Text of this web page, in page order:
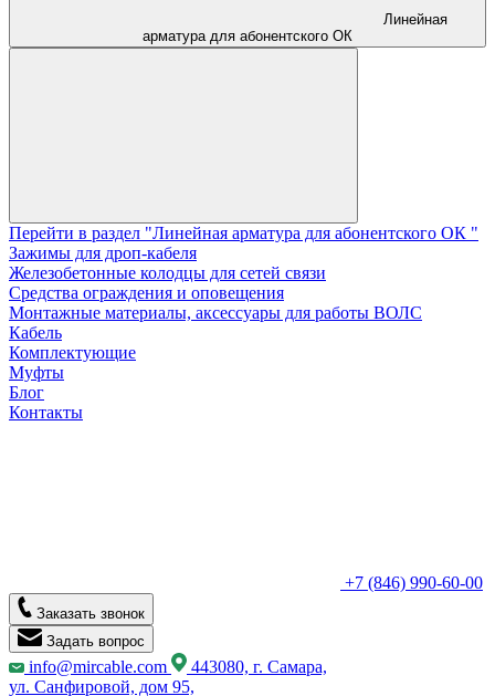
Линейная
арматура для абонентского ОК
Перейти в раздел "Линейная арматура для абонентского ОК "
Зажимы для дроп-кабеля
Железобетонные колодцы для сетей связи
Средства ограждения и оповещения
Монтажные материалы, аксессуары для работы ВОЛС
Кабель
Комплектующие
Муфты
Блог
Контакты
+7 (846) 990-60-00
Заказать звонок
Задать вопрос
info@mircable.com
443080, г. Самара,
ул. Санфировой, дом 95,